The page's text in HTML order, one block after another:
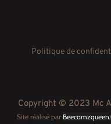
Politique de
Copyright © 2023 Mc
Site réalisé par Beecomzqueen